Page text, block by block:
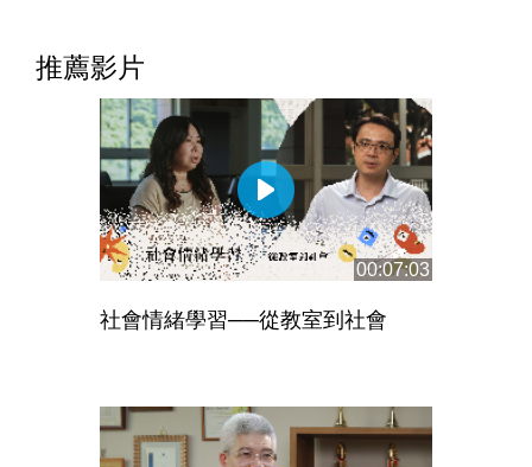
推薦影片
00:07:03
社會情緒學習──從教室到社會